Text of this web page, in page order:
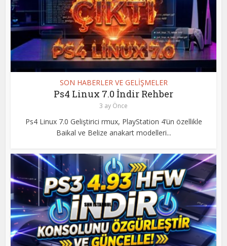
SON HABERLER VE GELİŞMELER
Ps4 Linux 7.0 İndir Rehber
3 ay Önce
Ps4 Linux 7.0 Geliştirici rmux, PlayStation 4’ün özellikle
Baikal ve Belize anakart modelleri...